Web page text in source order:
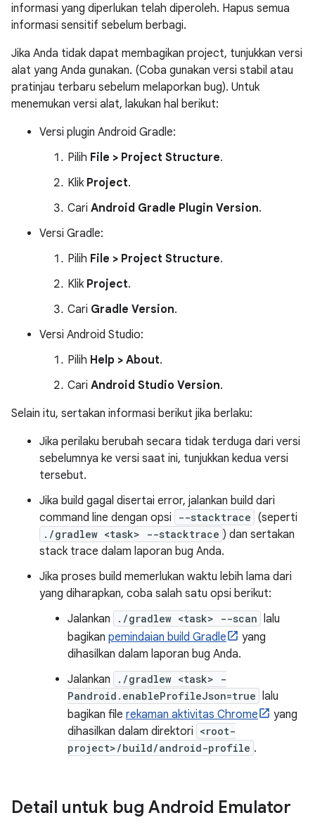
informasi yang diperlukan telah diperoleh. Hapus semua
informasi sensitif sebelum berbagi.
Jika Anda tidak dapat membagikan project, tunjukkan versi
alat yang Anda gunakan. (Coba gunakan versi stabil atau
pratinjau terbaru sebelum melaporkan bug). Untuk
menemukan versi alat, lakukan hal berikut:
Versi plugin Android Gradle:
Pilih File > Project Structure.
Klik Project.
Cari Android Gradle Plugin Version.
Versi Gradle:
Pilih File > Project Structure.
Klik Project.
Cari Gradle Version.
Versi Android Studio:
Pilih Help > About.
Cari Android Studio Version.
Selain itu, sertakan informasi berikut jika berlaku:
Jika perilaku berubah secara tidak terduga dari versi
sebelumnya ke versi saat ini, tunjukkan kedua versi
tersebut.
Jika build gagal disertai error, jalankan build dari
command line dengan opsi
--stacktrace (seperti
./gradlew <task> --stacktrace ) dan sertakan
stack trace dalam laporan bug Anda.
Jika proses build memerlukan waktu lebih lama dari
yang diharapkan, coba salah satu opsi berikut:
Jalankan
./gradlew <task> --scan
lalu
bagikan pemindaian build Gradle
yang
dihasilkan dalam laporan bug Anda.
Jalankan
./gradlew <task> -
Pandroid.enableProfileJson=true
lalu
bagikan file rekaman aktivitas Chrome
yang
dihasilkan dalam direktori <root-
project>/build/android-profile .
Detail untuk bug Android Emulator